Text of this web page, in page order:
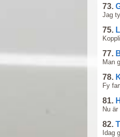
73.
Jag
75.
77.
Man
78.
Fy
81.
Nu
82.
Idag